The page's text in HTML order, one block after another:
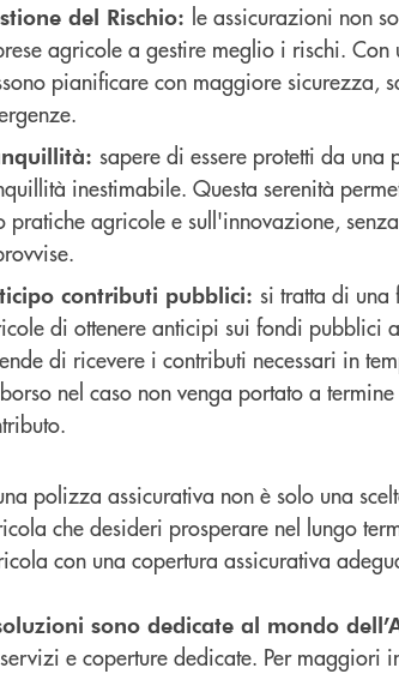
del Rischio: le assicurazioni non
agricole a gestire meglio i rischi.
pianificare con maggiore sicurezza,
sapere di essere protetti da
inestimabile. Questa serenità
pratiche agricole e sull'innovazione,
contributi pubblici: si tratta di una
di ottenere anticipi sui fondi pubblici
di ricevere i contributi necessari in
nel caso non venga portato a
polizza assicurativa non è solo una
che desideri prosperare nel lungo
con una copertura assicurativa
sono dedicate al mondo
e coperture dedicate. Per maggiori